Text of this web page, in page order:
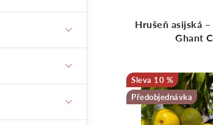
z
e
n
p
Hrušeň asijská
Ghant
10 %
Předobjednávka